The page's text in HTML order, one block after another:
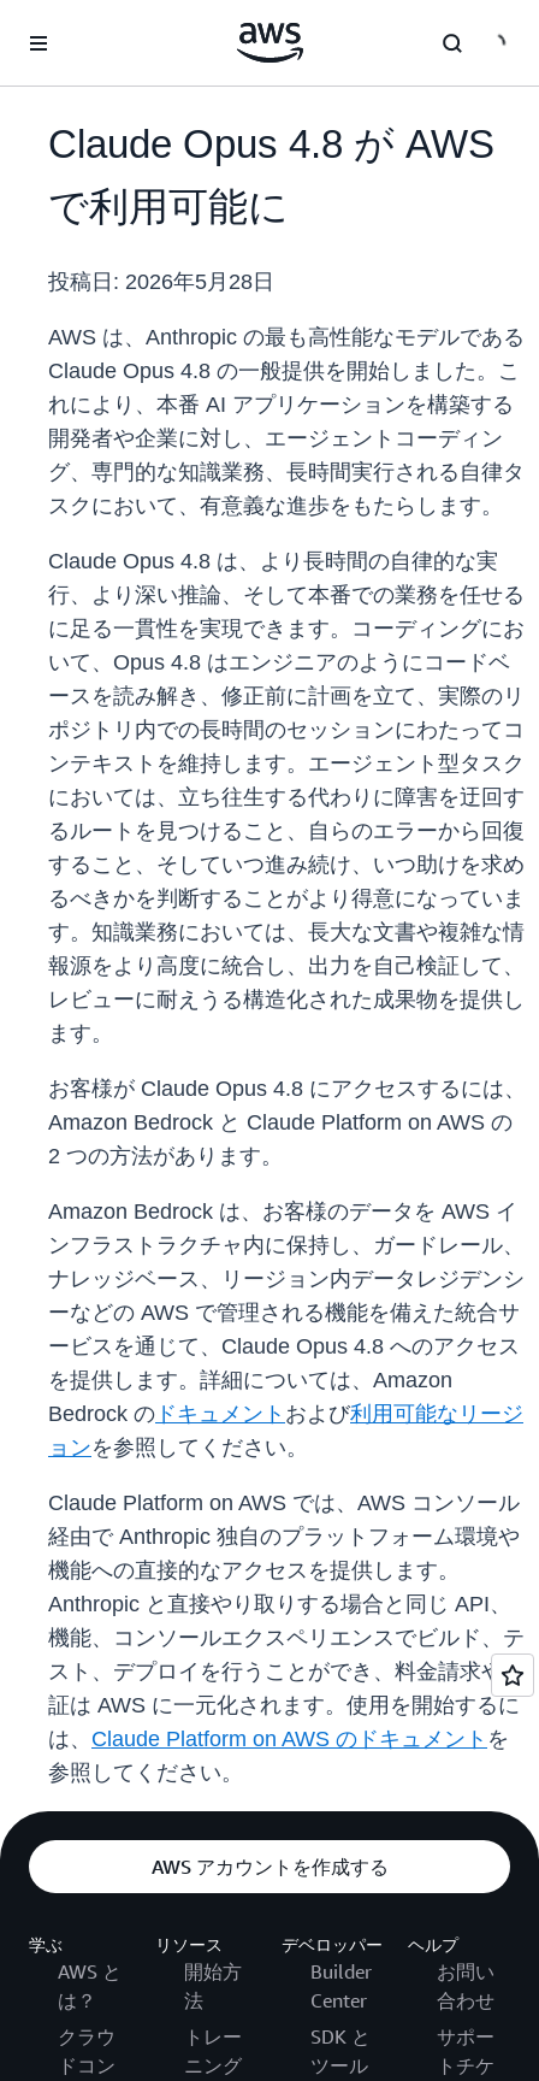
Claude Opus 4.8 が AWS
で利用可能に
投稿日: 2026年5月28日
AWS は、Anthropic の最も高性能なモデルである
Claude Opus 4.8 の一般提供を開始しました。こ
れにより、本番 AI アプリケーションを構築する
開発者や企業に対し、エージェントコーディン
グ、専門的な知識業務、長時間実行される自律タ
スクにおいて、有意義な進歩をもたらします。
Claude Opus 4.8 は、より長時間の自律的な実
行、より深い推論、そして本番での業務を任せる
に足る一貫性を実現できます。コーディングにお
いて、Opus 4.8 はエンジニアのようにコードベ
ースを読み解き、修正前に計画を立て、実際のリ
ポジトリ内での長時間のセッションにわたってコ
ンテキストを維持します。エージェント型タスク
においては、立ち往生する代わりに障害を迂回す
るルートを見つけること、自らのエラーから回復
すること、そしていつ進み続け、いつ助けを求め
るべきかを判断することがより得意になっていま
す。知識業務においては、長大な文書や複雑な情
報源をより高度に統合し、出力を自己検証して、
レビューに耐えうる構造化された成果物を提供し
ます。
お客様が Claude Opus 4.8 にアクセスするには、
Amazon Bedrock と Claude Platform on AWS の
2 つの方法があります。
Amazon Bedrock は、お客様のデータを AWS イ
ンフラストラクチャ内に保持し、ガードレール、
ナレッジベース、リージョン内データレジデンシ
ーなどの AWS で管理される機能を備えた統合サ
ービスを通じて、Claude Opus 4.8 へのアクセス
を提供します。詳細については、Amazon
Bedrock の ドキュメント および利用可能なリージ
ョンを参照してください。
Claude Platform on AWS では、AWS コンソール
経由で Anthropic 独自のプラットフォーム環境や
機能への直接的なアクセスを提供します。
Anthropic と直接やり取りする場合と同じ API、
機能、コンソールエクスペリエンスでビルド、テ
スト、デプロイを行うことができ、料金請求や認
証は AWS に一元化されます。使用を開始するに
は、 Claude Platform on AWS のドキュメント を
参照してください。
AWS アカウントを作成する
学ぶ
AWS と
は？
クラウ
ドコン
リソース
開始方
法
トレー
ニング
デベロッパー
Builder
Center
SDK と
ツール
ヘルプ
お問い
合わせ
サポー
トチケ